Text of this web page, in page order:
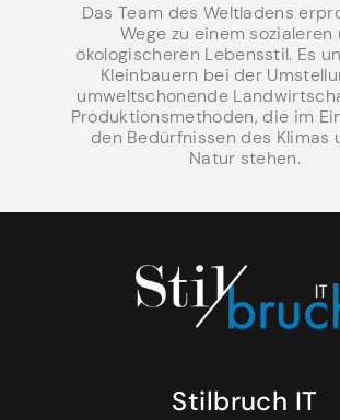
Das Team des Weltladens
Wege zu einem sozialeren
ökologischeren Lebensstil. Es
Kleinbauern bei der
umweltschonende
Produktionsmethoden, die im
den Bedürfnissen des Klimas
Natur stehen.
Stilbruch IT